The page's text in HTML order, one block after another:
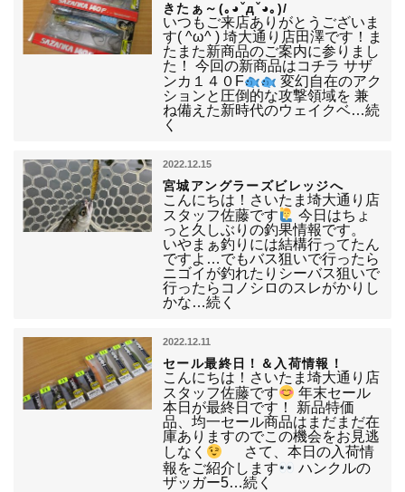
きたぁ～(｡◕ˇдˇ​◕｡)/
いつもご来店ありがとうございま
す( ^ω^ ) 埼大通り店田澤です！ま
たまた新商品のご案内に参りまし
た！ 今回の新商品はコチラ サザ
ンカ１４０F
変幻自在のアク
ションと圧倒的な攻撃領域を 兼
ね備えた新時代のウェイクベ…続
く
2022.12.15
宮城アングラーズビレッジへ
こんにちは！さいたま埼大通り店
スタッフ佐藤です
今日はちょ
っと久しぶりの釣果情報です。
いやまぁ釣りには結構行ってたん
ですよ…でもバス狙いで行ったら
ニゴイが釣れたりシーバス狙いで
行ったらコノシロのスレがかりし
かな…続く
2022.12.11
セール最終日！＆入荷情報！
こんにちは！さいたま埼大通り店
スタッフ佐藤です
年末セール
本日が最終日です！ 新品特価
品、均一セール商品はまだまだ在
庫ありますのでこの機会をお見逃
しなく
さて、本日の入荷情
報をご紹介します
ハンクルの
ザッガー5…続く